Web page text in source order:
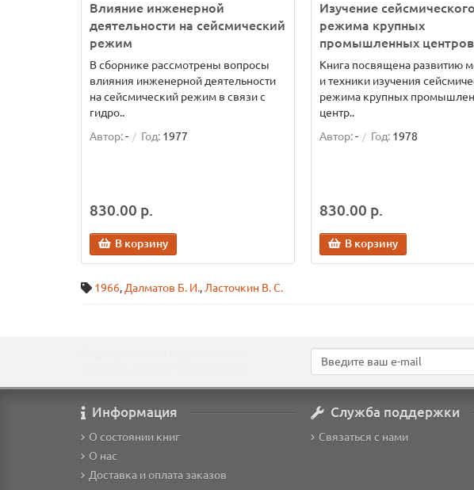
Влияние инженерной
деятельности на сейсмический
режим
В сборнике рассмотрены вопросы
влияния инженерной деятельности
на сейсмический режим в связи с
гидро..
Автор:- Год: 1977
830.00 р.
В корзину
Изучение сейсмического
режима крупных
промышленных центров
Книга посвящена развитию
и техники изучения
режима крупных
центр..
Автор:- Год: 1978
830.00 р.
В корзину
1966, Далматов Б. И., Ласточкин В. С.
Информация
О состоянии книг
О нас
Доставка и оплата заказов
Служба поддержки
Связаться с нами